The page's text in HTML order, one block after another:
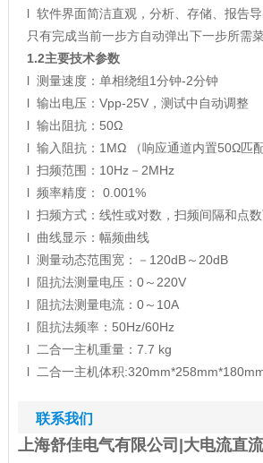
l 软件界面简洁直观，分析、存储、报告导
只有完成当前一步方自动弹出下一步所需
1.2主要技术参数
l 测量速度：单相绕组1分钟-2分钟
l 输出电压：Vpp-25V，测试中自动调整
l 输出阻抗：50Ω
l 输入阻抗：1MΩ （响应通道内置50Ω匹配
l 扫频范围：10Hz－2MHz
l 频率精度： 0.001%
l 扫频方式：线性或对数，扫频间隔和点
l 曲线显示：幅频曲线
l 测量动态范围宽：－120dB～20dB
l 阻抗法测量电压：0～220V
l 阻抗法测量电流：0～10A
l 阻抗法频率：50Hz/60Hz
l 二合一主机重量：7.7 kg
l 二合一主机体积
联系我们
上海舒佳电气有限公司|大电流直